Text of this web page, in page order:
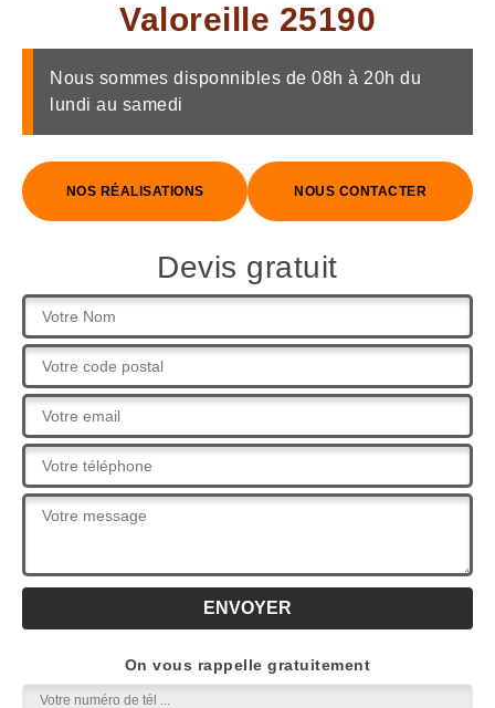
Valoreille 25190
Nous sommes disponnibles de 08h à 20h du
lundi au samedi
NOS RÉALISATIONS NOUS CONTACTER
Devis gratuit
On vous rappelle gratuitement